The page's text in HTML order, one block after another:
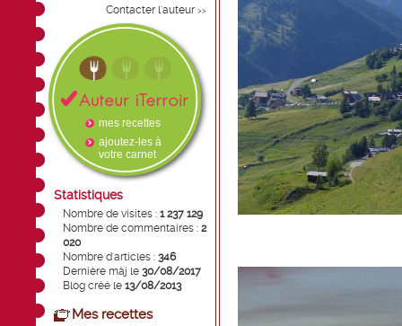
Contacter l'auteur >>
mes recettes
ajoutez-les à
votre carnet
Statistiques
Nombre de visites : 1 237 129
Nombre de commentaires : 2
020
Nombre d'articles : 346
Dernière màj le 30/08/2017
Blog créé le 13/08/2013
Mes recettes